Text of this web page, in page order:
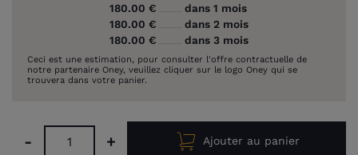
180.00 €
dans 1 mois
180.00 €
dans 2 mois
180.00 €
dans 3 mois
Ceci est une estimation, pour consulter l'offre contractuelle de
notre partenaire Oney, veuillez cliquer sur le logo Oney qui se
trouvera dans votre panier.
- + Ajouter au panier